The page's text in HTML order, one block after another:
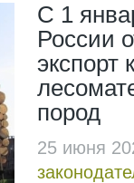
С 1
России
экспорт
пород
25 июня